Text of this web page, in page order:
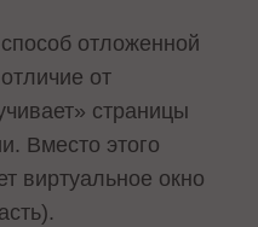
отложенной
от
страницы
Вместо этого
виртуальное окно